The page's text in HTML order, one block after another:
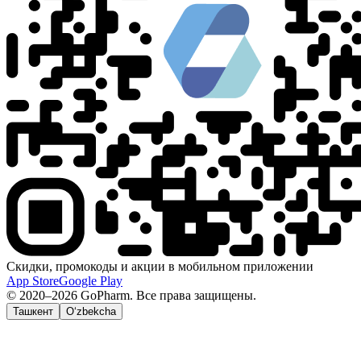
Скидки, промокоды и акции в мобильном приложении
App StoreGoogle Play
© 2020–2026 GoPharm. Все права защищены.
Ташкент O‘zbekcha